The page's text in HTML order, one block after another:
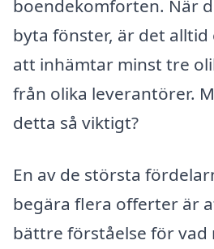
boendekomforten. När
byta fönster, är det
att inhämtar minst tre
från olika leverantörer.
detta så viktigt?
En av de största
begära flera offerter är
bättre förståelse för vad